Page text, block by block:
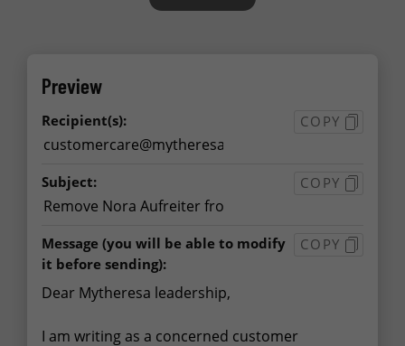
Preview
Recipient(s): COPY
Subject: COPY
Message (you will be able to modify
it before sending):
COPY